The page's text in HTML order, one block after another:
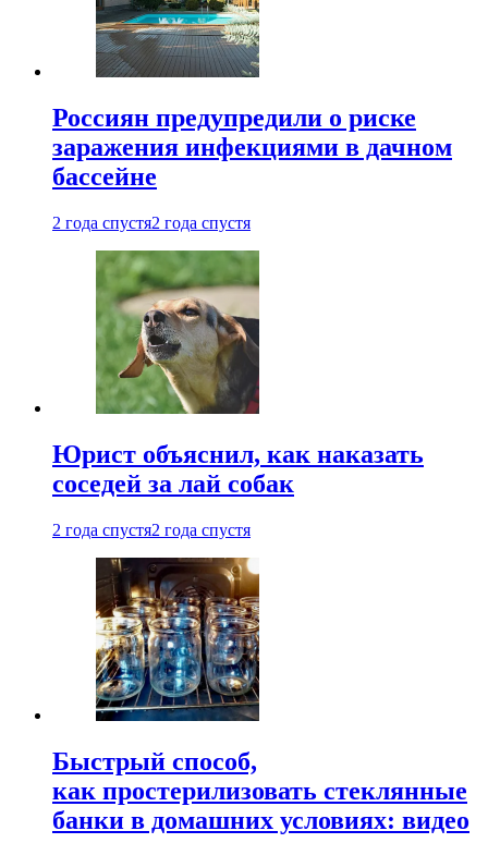
Россиян предупредили о риске
заражения инфекциями в дачном
бассейне
2 года спустя2 года спустя
Юрист объяснил, как наказать
соседей за лай собак
2 года спустя2 года спустя
Быстрый способ,
как простерилизовать стеклянные
банки в домашних условиях: видео